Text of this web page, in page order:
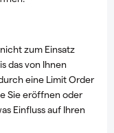
zum Einsatz
das von Ihnen
eine Limit Order
Sie eröffnen oder
Einfluss auf Ihren